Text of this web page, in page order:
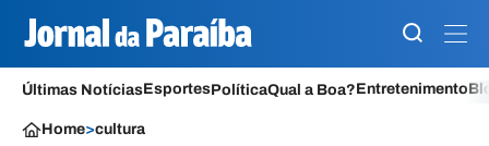
Últimas NotíciasEsportesPolíticaQual a Boa?Entretenimento
Home>cultura